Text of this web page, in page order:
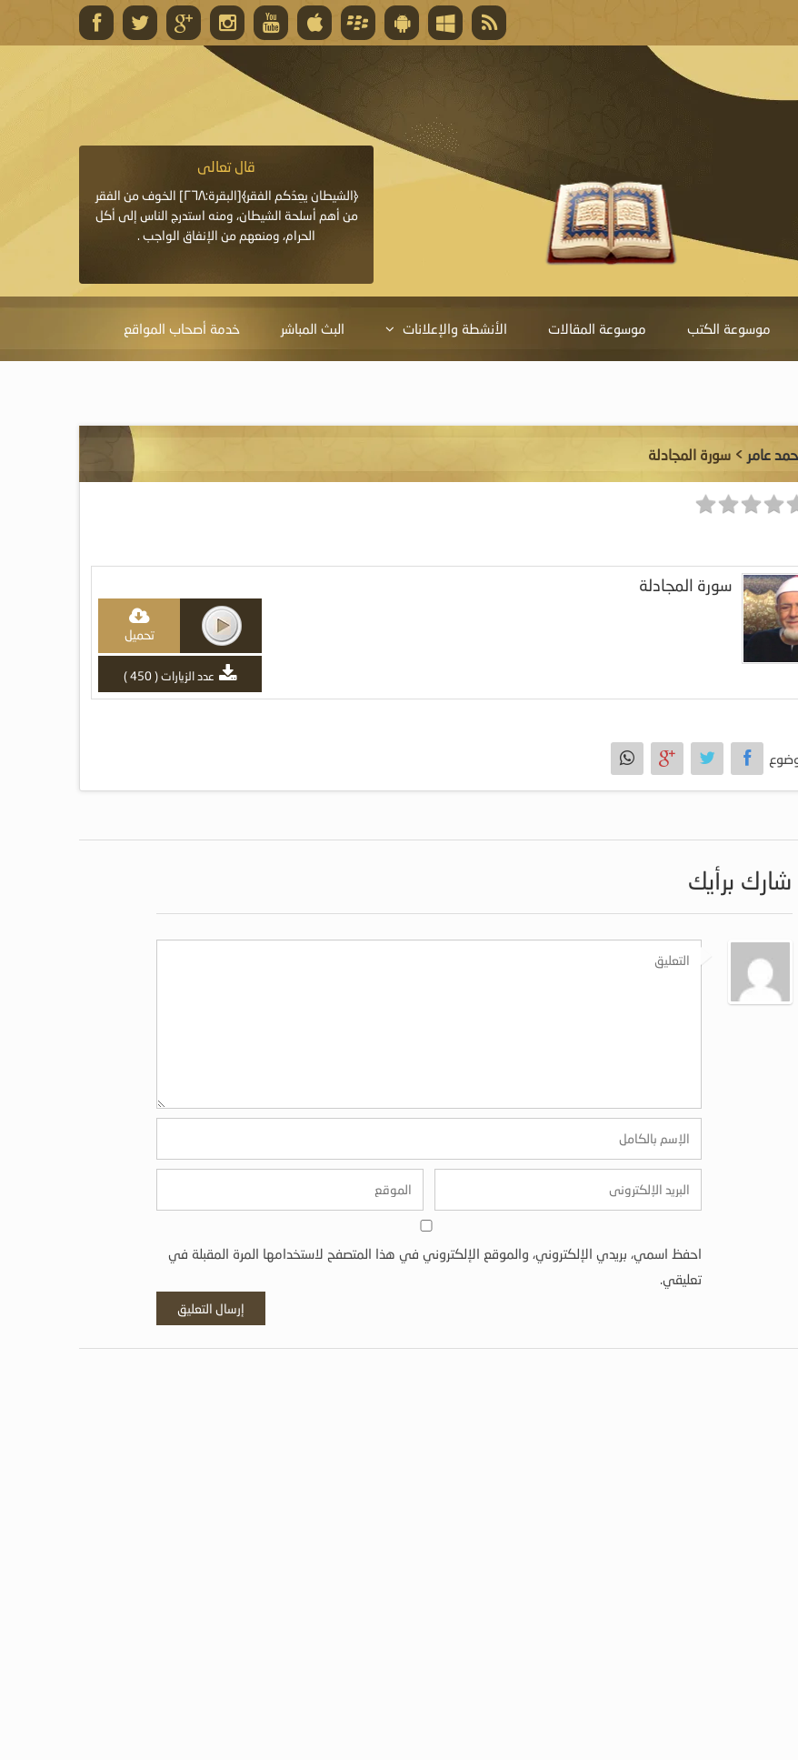
قال تعالى
المغفرة لأنها أغلى جائزة، وهي مفتاح باب العطايا التي
قال تعالى
﴿الشيطان يعِدُكم الفقر﴾[البقرة:٢٦٨] الخوف من الفقر
من أهم أسلحة الشيطان، ومنه استدرج الناس إلى أكل
الحرام، ومنعهم من الإنفاق الواجب .
موسوعة الكتب موسوعة المقالات الأنشطة والإعلانات البث المباشر خدمة أصحاب المواقع
عامر > سورة المجادلة
سورة المجادلة
تحميل
عدد الزيارات ( 450 )
شارك برأيك
احفظ اسمي، بريدي الإلكتروني، والموقع الإلكتروني في هذا المتصفح لاستخدامها المرة المقبلة في
تعليقي.